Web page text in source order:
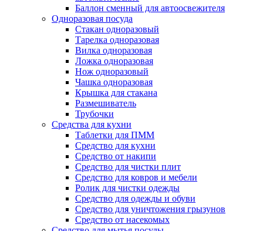
Баллон сменный для автоосвежителя
Одноразовая посуда
Стакан одноразовый
Тарелка одноразовая
Вилка одноразовая
Ложка одноразовая
Нож одноразовый
Чашка одноразовая
Крышка для стакана
Размешиватель
Трубочки
Средства для кухни
Таблетки для ПММ
Средство для кухни
Средство от накипи
Средство для чистки плит
Средство для ковров и мебели
Ролик для чистки одежды
Средство для одежды и обуви
Средство для уничтожения грызунов
Средство от насекомых